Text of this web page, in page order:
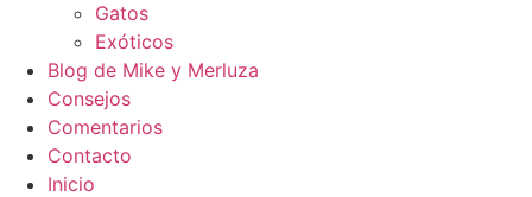
Gatos
Exóticos
Blog de Mike y Merluza
Consejos
Comentarios
Contacto
Inicio